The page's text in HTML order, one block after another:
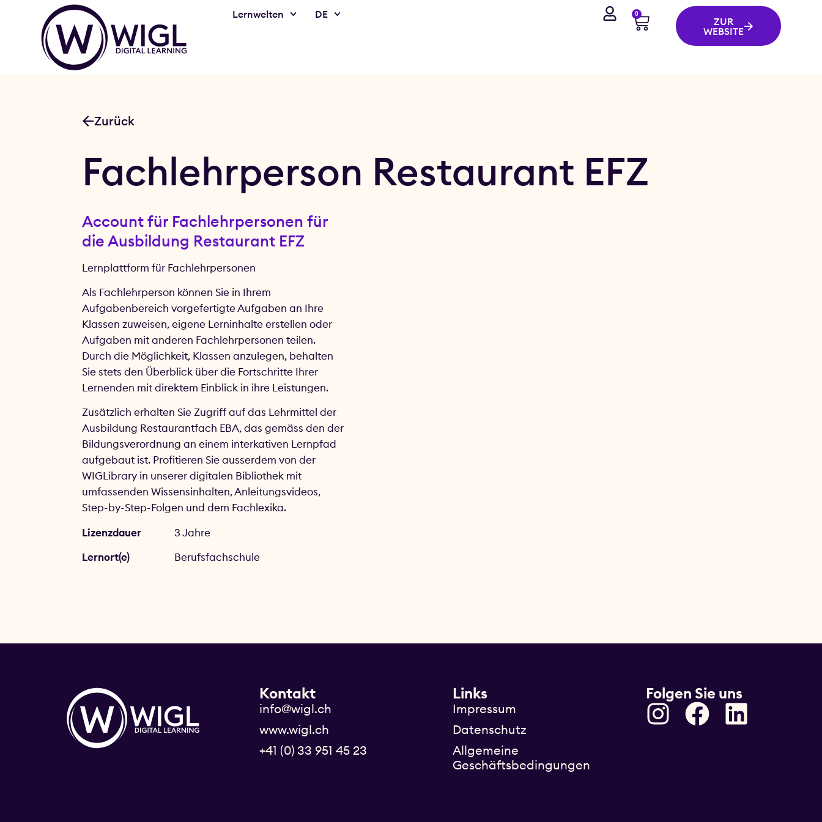
Lernwelten DE 0
ZUR
WEBSITE
Zurück
Fachlehrperson Restaurant EFZ
Account für Fachlehrpersonen für
die Ausbildung Restaurant EFZ
Lernplattform für Fachlehrpersonen
Als Fachlehrperson können Sie in Ihrem
Aufgabenbereich vorgefertigte Aufgaben an Ihre
Klassen zuweisen, eigene Lerninhalte erstellen oder
Aufgaben mit anderen Fachlehrpersonen teilen.
Durch die Möglichkeit, Klassen anzulegen, behalten
Sie stets den Überblick über die Fortschritte Ihrer
Lernenden mit direktem Einblick in ihre Leistungen.
Zusätzlich erhalten Sie Zugriff auf das Lehrmittel der
Ausbildung Restaurantfach EBA, das gemäss den der
Bildungsverordnung an einem interkativen Lernpfad
aufgebaut ist. Profitieren Sie ausserdem von der
WIGLibrary in unserer digitalen Bibliothek mit
umfassenden Wissensinhalten, Anleitungsvideos,
Step-by-Step-Folgen und dem Fachlexika.
Lizenzdauer
3 Jahre
Lernort(e)
Berufsfachschule
Kontakt
info@wigl.ch
www.wigl.ch
+41 (0) 33 951 45 23
Links
Impressum
Datenschutz
Allgemeine
Geschäftsbedingungen
Folgen Sie uns